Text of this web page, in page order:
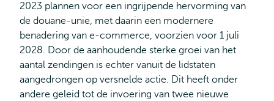
2023 plannen voor een ingrijpende hervorming van
de douane-unie, met daarin een modernere
benadering van e‑commerce, voorzien voor 1 juli
2028. Door de aanhoudende sterke groei van het
aantal zendingen is echter vanuit de lidstaten
aangedrongen op versnelde actie. Dit heeft onder
andere geleid tot de invoering van twee nieuwe